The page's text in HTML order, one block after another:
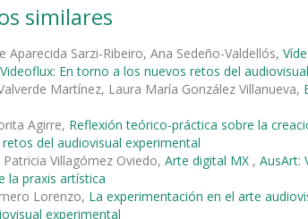
similares
Aparecida Sarzi-Ribeiro, Ana Sedeño-Valdellós,
En torno a los nuevos retos del
Martínez, Laura María González Villanueva,
Agirre, Reflexión teórico-práctica sobre la
del audiovisual experimental
Patricia Villagómez Oviedo, Arte digital MX , AusArt:
la praxis artística
Lorenzo, La experimentación en el arte
experimental